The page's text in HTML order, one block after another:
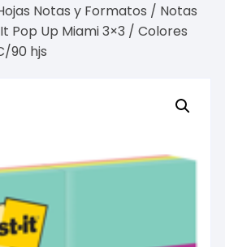
Notas y Formatos / Notas
Pop Up Miami 3×3 / Colores
90 hjs